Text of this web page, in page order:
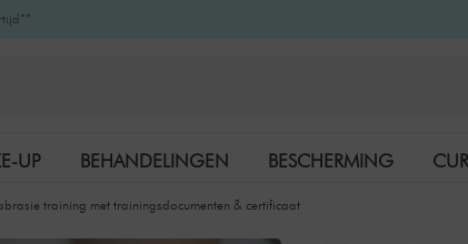
UP BEHANDELINGEN BESCHERMING
K-BEAUTY MERKEN
training met trainingsdocumenten & certificaat